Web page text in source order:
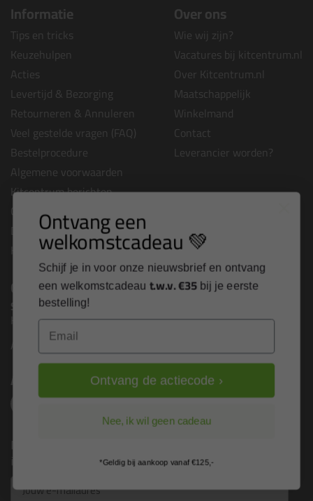
Informatie
Tips en tricks
Keuzehulpen
Acties
Levertijd & Bezorging
Retourneren & Annuleren
Veel gestelde vragen (FAQ)
Bestelprocedure
Algemene voorwaarden
Kitcentrum berichten
Cookies & privacy verklaring
Disclaimer
Kit cursus volgen
Over ons
Wie wij zijn?
Vacatures bij kitcentrum.nl
Over Kitcentrum.nl
Maatschappelijk
Winkelmand
Contact
Leverancier worden?
Contact
Sika shopis onderdeel van
Kitcentrum B.V.
Alle contactgegevens >
Altijd op de hoogte blijven?
Nieuws, tips en exclusieve deals rechtstreeks in je
inbox
Email
Ontvang een
welkomstcadeau 💚
Schijf je in voor onze nieuwsbrief en ontvang
een welkomstcadeau t.w.v. €35 bij je eerste
bestelling!
Ontvang de actiecode ›
Nee, ik wil geen cadeau
*Geldig bij aankoop vanaf €125,-